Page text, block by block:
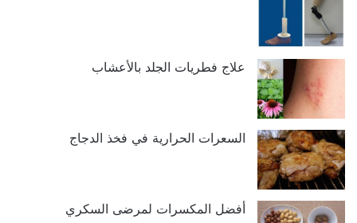
علاج فطريات الجلد بالأعشاب
السعرات الحرارية في فخذ الدجاج
أفضل المكسرات لمرضى السكري